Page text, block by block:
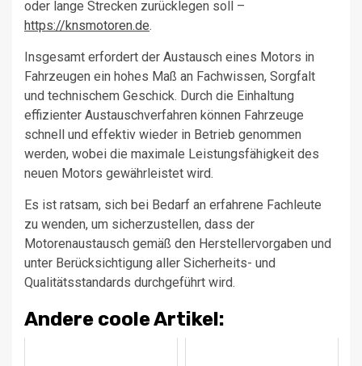
oder lange Strecken zurücklegen soll –
https://knsmotoren.de.
Insgesamt erfordert der Austausch eines Motors in
Fahrzeugen ein hohes Maß an Fachwissen, Sorgfalt
und technischem Geschick. Durch die Einhaltung
effizienter Austauschverfahren können Fahrzeuge
schnell und effektiv wieder in Betrieb genommen
werden, wobei die maximale Leistungsfähigkeit des
neuen Motors gewährleistet wird.
Es ist ratsam, sich bei Bedarf an erfahrene Fachleute
zu wenden, um sicherzustellen, dass der
Motorenaustausch gemäß den Herstellervorgaben und
unter Berücksichtigung aller Sicherheits- und
Qualitätsstandards durchgeführt wird.
Andere coole Artikel: